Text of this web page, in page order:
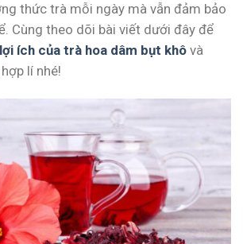
thức trà mỗi ngày mà vẫn đảm bảo
Cùng theo dõi bài viết dưới đây để
ích của trà hoa dâm bụt khô và
lí nhé!